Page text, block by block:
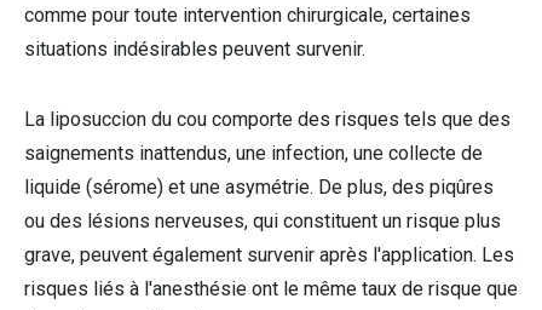
comme pour toute intervention chirurgicale, certaines
situations indésirables peuvent survenir.
La liposuccion du cou comporte des risques tels que des
saignements inattendus, une infection, une collecte de
liquide (sérome) et une asymétrie. De plus, des piqûres
ou des lésions nerveuses, qui constituent un risque plus
grave, peuvent également survenir après l'application. Les
risques liés à l'anesthésie ont le même taux de risque que